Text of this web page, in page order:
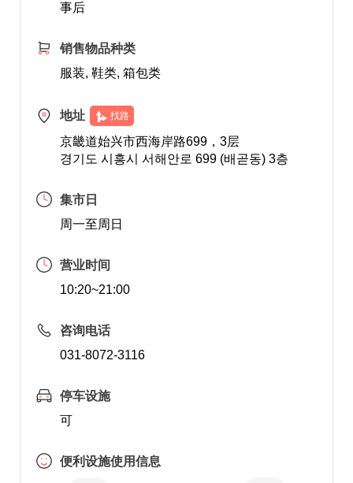
事后
销售物品种类
服装, 鞋类, 箱包类
地址 找路
京畿道始兴市西海岸路699，3层
경기도 시흥시 서해안로 699 (배곧동) 3층
集市日
周一至周日
营业时间
10:20~21:00
咨询电话
031-8072-3116
停车设施
可
便利设施使用信息